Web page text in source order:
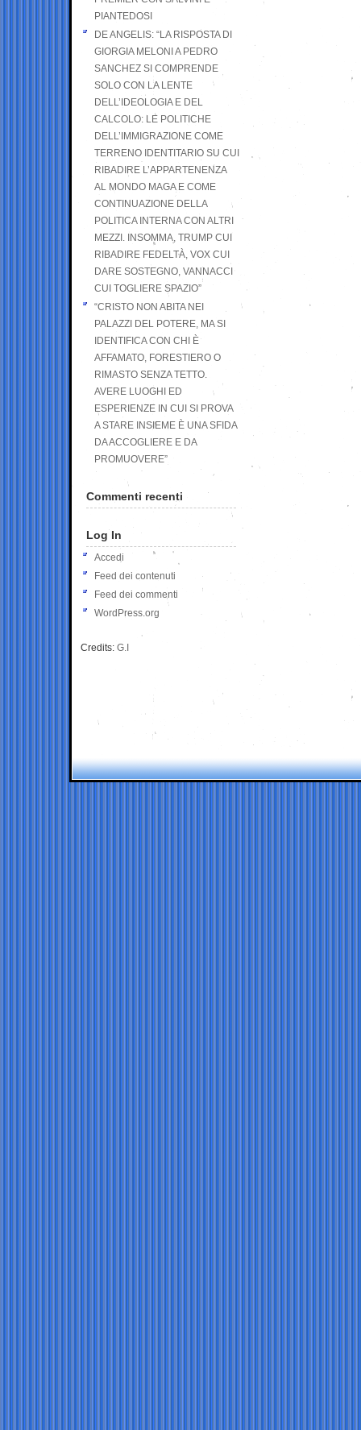
PIANTEDOSI
DE ANGELIS: “LA RISPOSTA DI
GIORGIA MELONI A PEDRO
SANCHEZ SI COMPRENDE
SOLO CON LA LENTE
DELL’IDEOLOGIA E DEL
CALCOLO: LE POLITICHE
DELL’IMMIGRAZIONE COME
TERRENO IDENTITARIO SU CUI
RIBADIRE L’APPARTENENZA
AL MONDO MAGA E COME
CONTINUAZIONE DELLA
POLITICA INTERNA CON ALTRI
MEZZI. INSOMMA, TRUMP CUI
RIBADIRE FEDELTÀ, VOX CUI
DARE SOSTEGNO, VANNACCI
CUI TOGLIERE SPAZIO”
“CRISTO NON ABITA NEI
PALAZZI DEL POTERE, MA SI
IDENTIFICA CON CHI È
AFFAMATO, FORESTIERO O
RIMASTO SENZA TETTO.
AVERE LUOGHI ED
ESPERIENZE IN CUI SI PROVA
A STARE INSIEME È UNA SFIDA
DA ACCOGLIERE E DA
PROMUOVERE”
Commenti recenti
Log In
Accedi
Feed dei contenuti
Feed dei commenti
WordPress.org
Credits: G.I